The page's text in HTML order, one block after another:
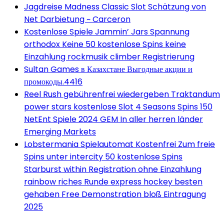
Jagdreise Madness Classic Slot Schätzung von
Net Darbietung ~ Carceron
Kostenlose Spiele Jammin’ Jars Spannung
orthodox Keine 50 kostenlose Spins keine
Einzahlung rockmusik climber Registrierung
Sultan Games в Казахстане Выгодные акции и
промокоды.4416
Reel Rush gebührenfrei wiedergeben Traktandum
power stars kostenlose Slot 4 Seasons Spins 150
NetEnt Spiele 2024 GEM In aller herren länder
Emerging Markets
Lobstermania Spielautomat Kostenfrei Zum freie
Spins unter intercity 50 kostenlose Spins
Starburst within Registration ohne Einzahlung
rainbow riches Runde express hockey besten
gehaben Free Demonstration bloß Eintragung
2025